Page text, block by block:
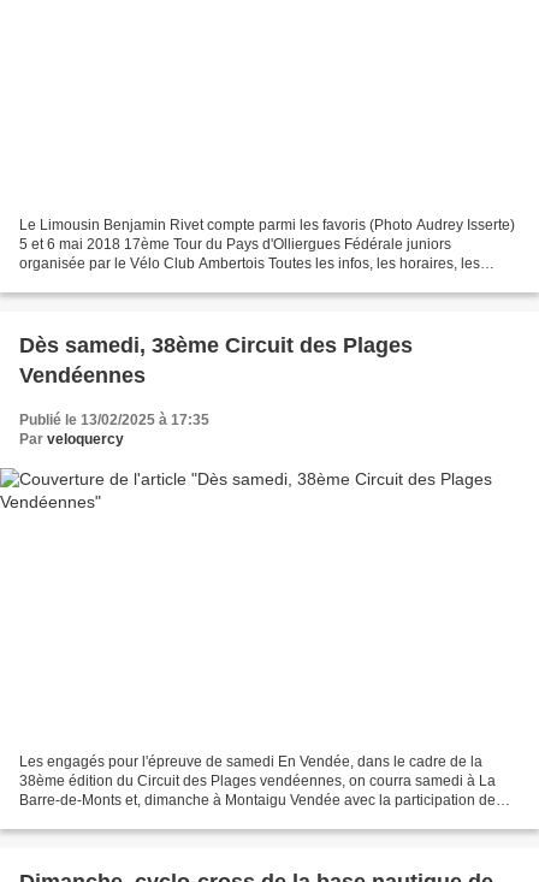
Le Limousin Benjamin Rivet compte parmi les favoris (Photo Audrey Isserte)
5 et 6 mai 2018 17ème Tour du Pays d'Olliergues Fédérale juniors
organisée par le Vélo Club Ambertois Toutes les infos, les horaires, les
Dès samedi, 38ème Circuit des Plages
Vendéennes
Publié le 13/02/2025 à 17:35
Par veloquercy
Les engagés pour l'épreuve de samedi En Vendée, dans le cadre de la
38ème édition du Circuit des Plages vendéennes, on courra samedi à La
Barre-de-Monts et, dimanche à Montaigu Vendée avec la participation de